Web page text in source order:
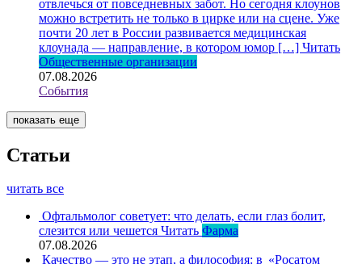
отвлечься от повседневных забот. Но сегодня клоунов
можно встретить не только в цирке или на сцене. Уже
почти 20 лет в России развивается медицинская
клоунада — направление, в котором юмор […] Читать
Общественные организации
07.08.2026
События
показать еще
Статьи
читать все
Офтальмолог советует: что делать, если глаз болит,
слезится или чешется Читать Фарма
07.08.2026
Качество — это не этап, а философия: в «Росатом